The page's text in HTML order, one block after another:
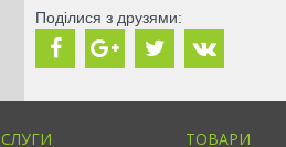
Поділися з друзями:
ТОВАРИ